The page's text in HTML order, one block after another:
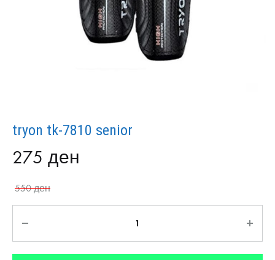
tryon tk-7810 senior
275 ден
550ден